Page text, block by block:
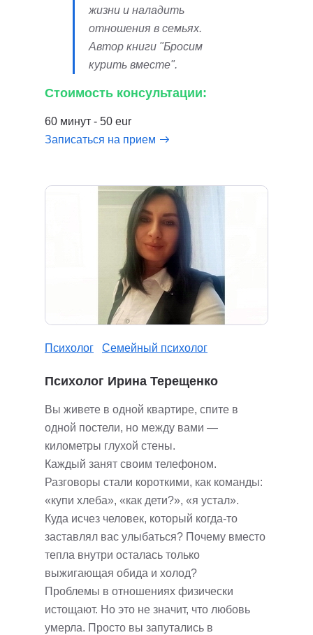
жизни и наладить
отношения в семьях.
Автор книги "Бросим
курить вместе".
Стоимость консультации:
60 минут - 50 eur
Записаться на прием
Психолог Семейный психолог
Психолог Ирина Терещенко
Вы живете в одной квартире, спите в
одной постели, но между вами —
километры глухой стены.
Каждый занят своим телефоном.
Разговоры стали короткими, как команды:
«купи хлеба», «как дети?», «я устал».
Куда исчез человек, который когда-то
заставлял вас улыбаться? Почему вместо
тепла внутри осталась только
выжигающая обида и холод?
Проблемы в отношениях физически
истощают. Но это не значит, что любовь
умерла. Просто вы запутались в